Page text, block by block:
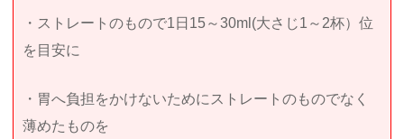
・ストレートのもので1日15～30ml(大さじ1～2杯）位
を目安に
・胃へ負担をかけないためにストレートのものでなく
薄めたものを